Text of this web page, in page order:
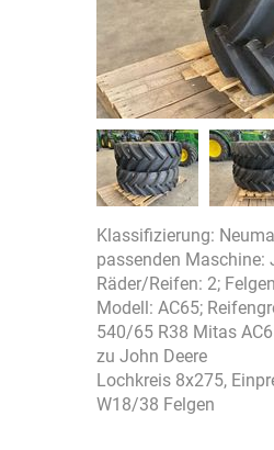
Klassifizierung:
passenden Maschine:
Räder/Reifen: 2;
Modell: AC65;
540/65 R38 Mitas
zu John Deere
Lochkreis 8x275,
W18/38 Felgen